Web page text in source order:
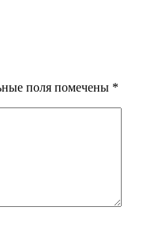
поля помечены *